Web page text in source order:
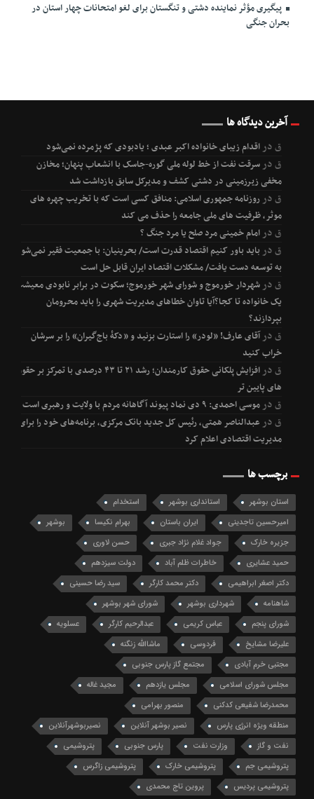
پیگیری مؤثر نماینده دشتی و تنگستان برای لغو امتحانات چهار استان در
بحران جنگی
آخرین دیدگاه ها
قدراقدام زیبای خانواده اکبر عبدی ؛ یادبودی که پژمرده نمی‌شود
قدرسرقت نفت از خط لوله ملی گوره-جاسک با انشعاب پنهان؛ مخازن
مخفی زیرزمینی در دشتی کشف و مدیرکل سابق بازداشت شد
قدرروزنامه جمهوری اسلامی: منافق کسی است که با تخریب چهره های
موثر، ظرفیت های ملی جامعه را حذف می کند
قدرامام خمینی مرد صلح یا مرد جنگ ؟
قدرباید باور کنیم اقتصاد قدرت است/ بحرینیان: با جمعیت فقیر نمی‌شود
به توسعه دست یافت/ مشکلات اقتصاد ایران قابل حل است
قدرشهردار خورموج و شورای شهر خورموج؛ سکوت در برابر نابودی معیشت
یک خانواده تا کجا؟آیا تاوان خطاهای مدیریت شهری را باید محرومان
بپردازند؟
قدرآقای عارف! «لودر» را استارت بزنید و «دکۀ باج‌گیران» را بر سرشان
خراب کنید
قدر
افزایش پلکانی حقوق کارمندان؛ رشد ۲۱ تا ۴۳ درصدی با تمرکز بر حقوق
های پایین تر
قدرموسی احمدی: ۹ دی نماد پیوند آگاهانه مردم با ولایت و رهبری است
قدرعبدالناصر همتی، رئیس کل جدید بانک مرکزی، برنامه‌های خود را برای
مدیریت اقتصادی اعلام کرد
برچسب ها
استان بوشهر استانداری بوشهر
استخدام
امیرحسین تاجدینی
ایران باستان بهرام نکیسا
بوشهر
جزیره خارک
جواد غلام نژاد جبری
حسن لاوری
حمید عشایری
خاطرات ظلم آباد
دولت سیزدهم
دکتر اصغر ابراهیمی
دکتر محمد کارگر
سید رضا حسینی
شاهنامه
شهرداری بوشهر
شورای شهر بوشهر
شورای پنجم
عباس کریمی عبدالرحیم کارگر
عسلویه
علیرضا مشایخ
فردوسی
ماشاالله زنگنه
مجتبی خرم آبادی
مجتمع گاز پارس جنوبی
مجلس شورای اسلامی
مجلس یازدهم
مجید غاله
محمدرضا شفیعی کدکنی
منصور بهرامی
منطقه ویژه انرژی پارس
نصیر بوشهر آنلاین
نصیربوشهرآنلاین
نفت و گاز
وزارت نفت پارس جنوبی
پتروشیمی
پتروشیمی جم
پتروشیمی خارک
پتروشیمی زاگرس
پتروشیمی پردیس
پروین تاج محمدی